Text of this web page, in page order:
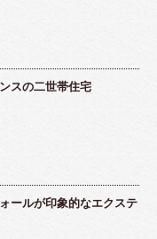
スの二世帯住宅
ールが印象的なエクステ